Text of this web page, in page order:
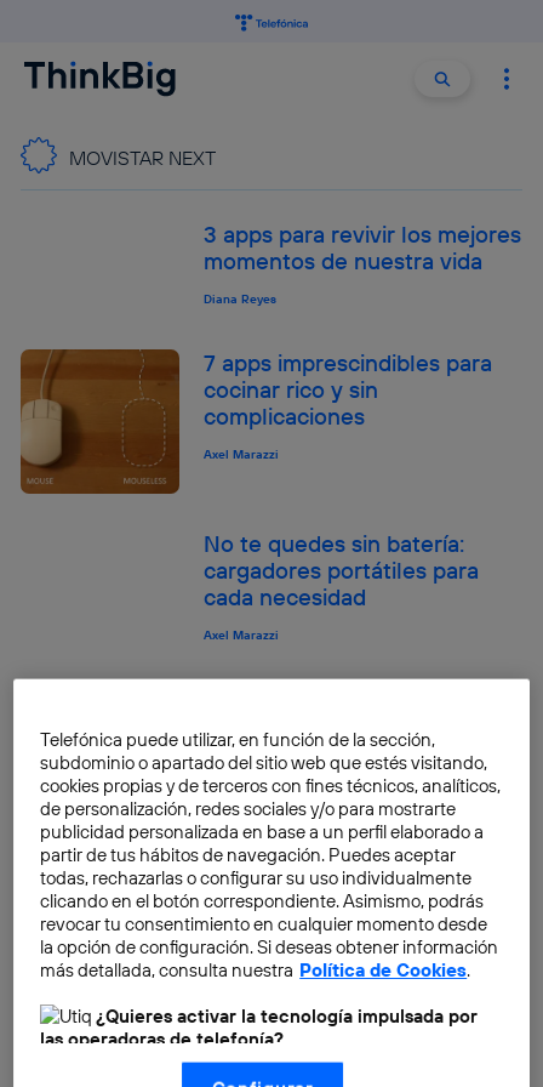
Buscar
MOVISTAR NEXT
3 apps para revivir los mejores
momentos de nuestra vida
Diana Reyes
7 apps imprescindibles para
cocinar rico y sin
complicaciones
Axel Marazzi
No te quedes sin batería:
cargadores portátiles para
cada necesidad
Axel Marazzi
hoy… y mañana
Iván Matta
Crea programas de audio con
podcasts desde dispositivos
móviles
Jorge Gobbi
Los 5 mejores videojuegos
indie del 2014
Hilda Ramirez
Telefónica puede utilizar, en función de la sección,
subdominio o apartado del sitio web que estés visitando,
cookies propias y de terceros con fines técnicos, analíticos,
de personalización, redes sociales y/o para mostrarte
publicidad personalizada en base a un perfil elaborado a
partir de tus hábitos de navegación. Puedes aceptar
todas, rechazarlas o configurar su uso individualmente
clicando en el botón correspondiente. Asimismo, podrás
revocar tu consentimiento en cualquier momento desde
la opción de configuración. Si deseas obtener información
más detallada, consulta nuestra Política de Cookies.
¿Quieres activar la tecnología impulsada por
las operadoras de telefonía?
Nosotros, Telefónica S.A., utilizamos la tecnología Utiq para